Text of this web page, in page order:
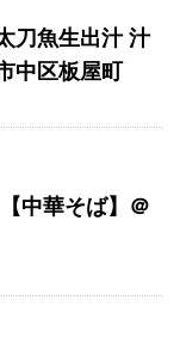
刀魚生出汁 汁
中区板屋町
中華そば】＠